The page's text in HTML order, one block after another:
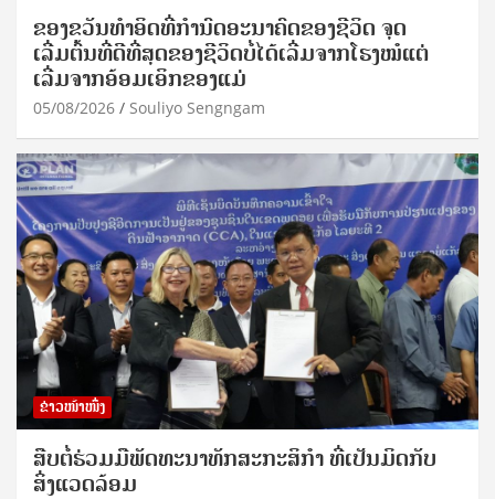
ຂອງຂວັນທໍາອິດທີ່ກໍານົດອະນາຄົດຂອງຊີວິດ ຈຸດ
ເລີ່ມຕົ້ນທີ່ດີທີ່ສຸດຂອງຊີວິດບໍ່ໄດ້ເລີ່ມຈາກໂຮງໝໍແຕ່
ເລີ່ມຈາກອ້ອມເອິກຂອງແມ່
05/08/2026 Souliyo Sengngam
ຂ່າວໜ້າໜຶ່ງ
ສືບຕໍ່ຮ່ວມມືພັດທະນາທັກສະກະສິກຳ ທີ່ເປັນມິດກັບ
ສິ່ງແວດລ້ອມ